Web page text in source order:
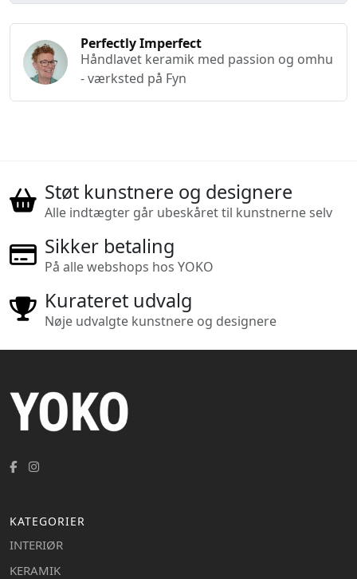
Perfectly Imperfect
Håndlavet keramik med passion og omhu
- værksted på Fyn
Støt kunstnere og designere
Alle indtægter går ubeskåret til kunstnerne selv
Sikker betaling
På alle webshops hos YOKO
Kurateret udvalg
Nøje udvalgte kunstnere og designere
KATEGORIER
INTERIØR
KERAMIK